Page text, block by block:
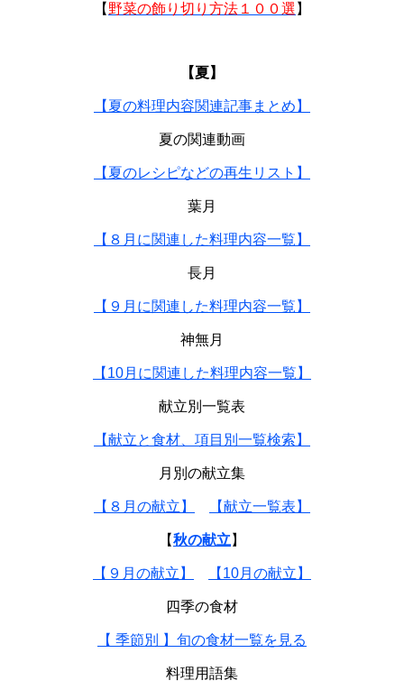
【 野菜の飾り切り方法１００選 】
【夏】
【夏の料理内容関連記事まとめ】
夏の関連動画
【夏のレシピなどの再生リスト】
葉月
【８月に関連した料理内容一覧】
長月
【９月に関連した料理内容一覧】
神無月
【10月に関連した料理内容一覧】
献立別一覧表
【献立と食材、項目別一覧検索】
月別の献立集
【８月の献立】 【献立一覧表】
【秋の献立 】
【９月の献立】 【10月の献立】
四季の食材
【 季節別 】旬の食材一覧を見る
料理用語集